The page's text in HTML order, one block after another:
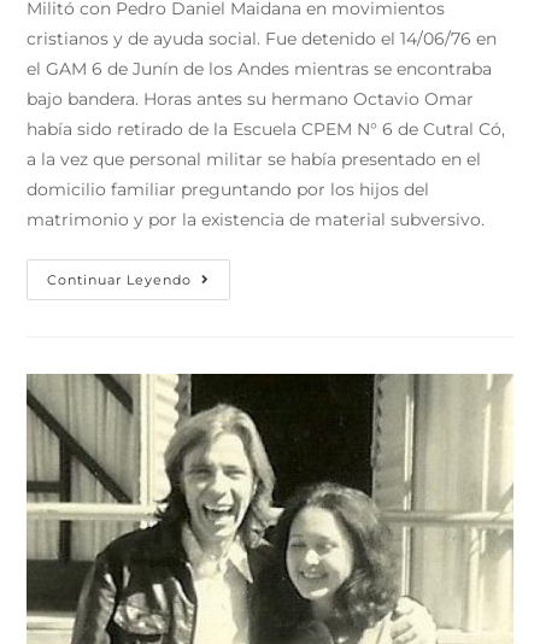
Militó con Pedro Daniel Maidana en movimientos
cristianos y de ayuda social. Fue detenido el 14/06/76 en
el GAM 6 de Junín de los Andes mientras se encontraba
bajo bandera. Horas antes su hermano Octavio Omar
había sido retirado de la Escuela CPEM N° 6 de Cutral Có,
a la vez que personal militar se había presentado en el
domicilio familiar preguntando por los hijos del
matrimonio y por la existencia de material subversivo.
Continuar Leyendo